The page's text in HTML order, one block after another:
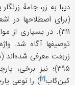
دیبا به زر، جامۀ
۳۱۱). در بسیاری از
توصیفها آگاه شد.
زربفت معرفی شده‌اند
۳۹۵)؛ نیز برخی، پارچه‌ای به نام کَمخا (در بعضی منابع: کاموکاس/
کین‌کاب[۲] ) را نوعی